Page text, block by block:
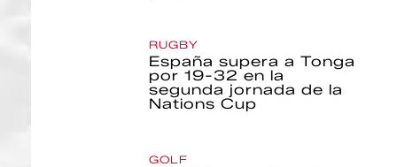
RUGBY
España supera a Tonga
por 19-32 en la
segunda jornada de la
Nations Cup
GOLF